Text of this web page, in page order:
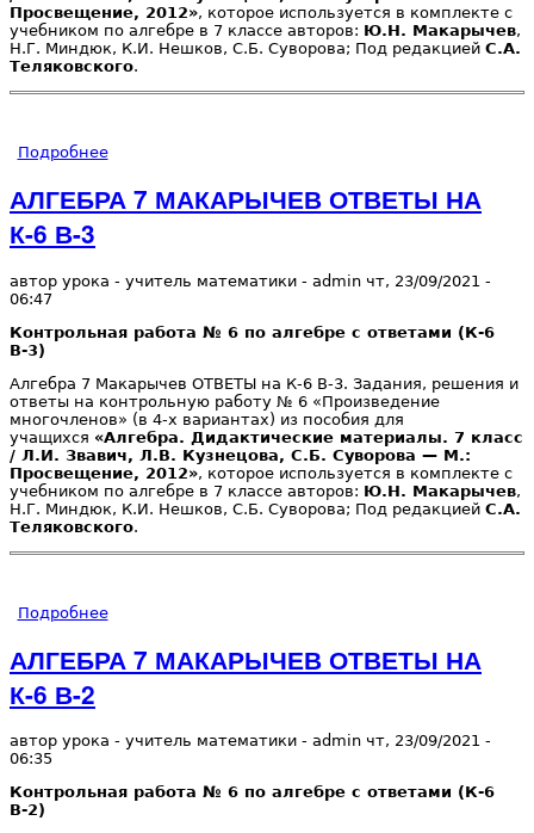
Просвещение, 2012», которое используется в комплекте с
учебником по алгебре в 7 классе авторов: Ю.Н. Макарычев,
Н.Г. Миндюк, К.И. Нешков, С.Б. Суворова; Под редакцией С.А.
Теляковского.
Подробнеео АЛГЕБРА 7 МАКАРЫЧЕВ ОТВЕТЫ НА К-6 В-4
АЛГЕБРА 7 МАКАРЫЧЕВ ОТВЕТЫ НА
К-6 В-3
автор урока - учитель математики - admin чт, 23/09/2021 -
06:47
Контрольная работа № 6 по алгебре с ответами (К-6
В-3)
Алгебра 7 Макарычев ОТВЕТЫ на К-6 В-3. Задания, решения и
ответы на контрольную работу № 6 «Произведение
многочленов» (в 4-х вариантах) из пособия для
учащихся «Алгебра. Дидактические материалы. 7 класс
/ Л.И. Звавич, Л.В. Кузнецова, С.Б. Суворова — М.:
Просвещение, 2012», которое используется в комплекте с
учебником по алгебре в 7 классе авторов: Ю.Н. Макарычев,
Н.Г. Миндюк, К.И. Нешков, С.Б. Суворова; Под редакцией С.А.
Теляковского.
Подробнеео АЛГЕБРА 7 МАКАРЫЧЕВ ОТВЕТЫ НА К-6 В-3
АЛГЕБРА 7 МАКАРЫЧЕВ ОТВЕТЫ НА
К-6 В-2
автор урока - учитель математики - admin чт, 23/09/2021 -
06:35
Контрольная работа № 6 по алгебре с ответами (К-6
В-2)